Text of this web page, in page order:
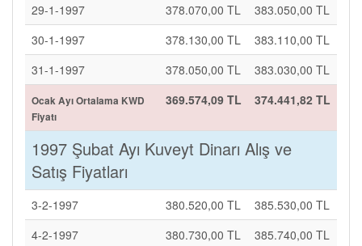
29-1-1997
378.070,00 TL
383.050,00 TL
30-1-1997
378.130,00 TL
383.110,00 TL
31-1-1997
378.050,00 TL 383.030,00 TL
Ocak Ayı Ortalama KWD
Fiyatı
369.574,09 TL 374.441,82 TL
1997 Şubat Ayı Kuveyt Dinarı Alış ve
Satış Fiyatları
3-2-1997 380.520,00 TL
385.530,00 TL
4-2-1997
380.730,00 TL
385.740,00 TL